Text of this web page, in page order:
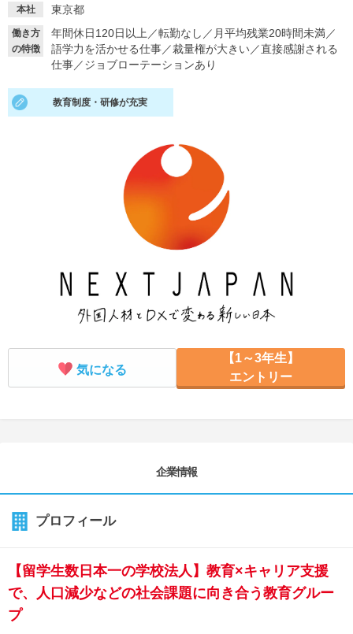
就活支援
就活ノウハウが満載！
就活ニュースペーパー
就活時事ニュースを更新 不明点があればこちら
本社 東京都
働き方
の特徴
年間休日120日以上 ／転勤なし ／ 月平均残業20時間未満／
語学力を活かせる仕事／裁量権が大きい／直接感謝される
仕事／ジョブローテーションあり
教育制度・研修が充実
気になる
【1～3年生】
エントリー
企業情報
プロフィール
【留学生数日本一の学校法人】教育×キャリア支援
で、人口減少などの社会課題に向き合う教育グルー
プ